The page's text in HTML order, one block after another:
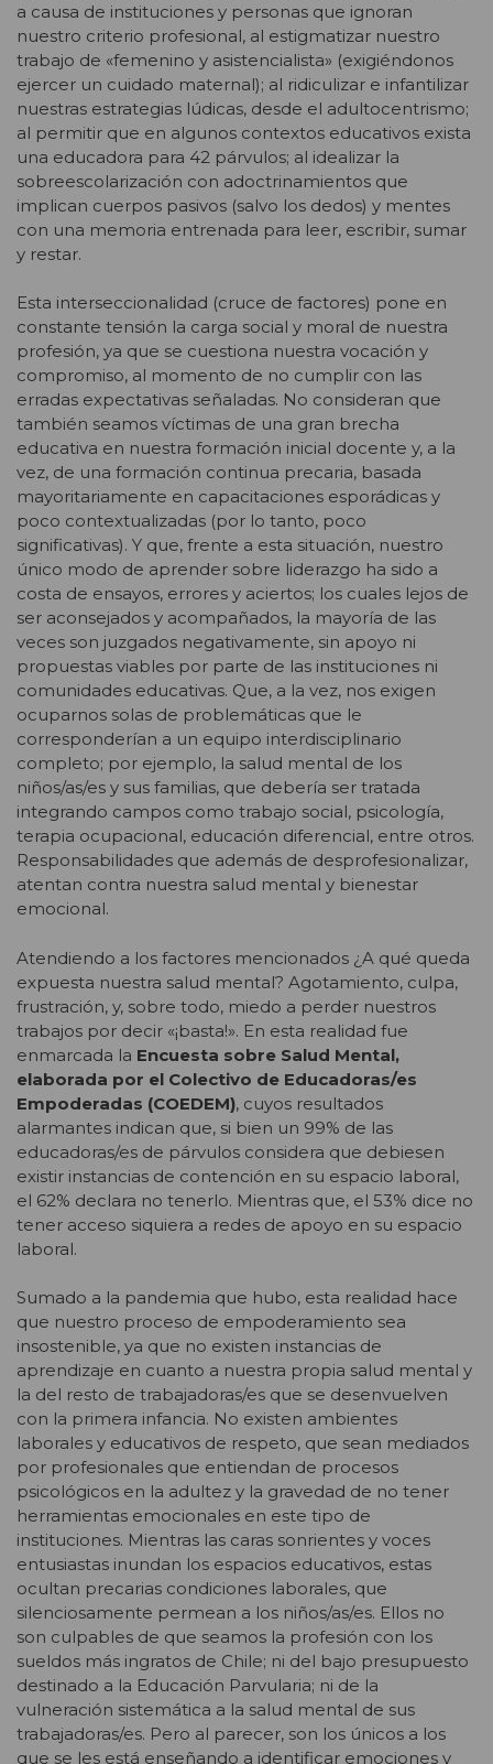
a causa de instituciones y personas que ignoran
nuestro criterio profesional, al estigmatizar nuestro
trabajo de «femenino y asistencialista» (exigiéndonos
ejercer un cuidado maternal); al ridiculizar e infantilizar
nuestras estrategias lúdicas, desde el adultocentrismo;
al permitir que en algunos contextos educativos exista
una educadora para 42 párvulos; al idealizar la
sobreescolarización con adoctrinamientos que
implican cuerpos pasivos (salvo los dedos) y mentes
con una memoria entrenada para leer, escribir, sumar
y restar.
Esta interseccionalidad (cruce de factores) pone en
constante tensión la carga social y moral de nuestra
profesión, ya que se cuestiona nuestra vocación y
compromiso, al momento de no cumplir con las
erradas expectativas señaladas. No consideran que
también seamos víctimas de una gran brecha
educativa en nuestra formación inicial docente y, a la
vez, de una formación continua precaria, basada
mayoritariamente en capacitaciones esporádicas y
poco contextualizadas (por lo tanto, poco
significativas). Y que, frente a esta situación, nuestro
único modo de aprender sobre liderazgo ha sido a
costa de ensayos, errores y aciertos; los cuales lejos de
ser aconsejados y acompañados, la mayoría de las
veces son juzgados negativamente, sin apoyo ni
propuestas viables por parte de las instituciones ni
comunidades educativas. Que, a la vez, nos exigen
ocuparnos solas de problemáticas que le
corresponderían a un equipo interdisciplinario
completo; por ejemplo, la salud mental de los
niños/as/es y sus familias, que debería ser tratada
integrando campos como trabajo social, psicología,
terapia ocupacional, educación diferencial, entre otros.
Responsabilidades que además de desprofesionalizar,
atentan contra nuestra salud mental y bienestar
emocional.
Atendiendo a los factores mencionados ¿A qué queda
expuesta nuestra salud mental? Agotamiento, culpa,
frustración, y, sobre todo, miedo a perder nuestros
trabajos por decir «¡basta!». En esta realidad fue
enmarcada la Encuesta sobre Salud Mental,
elaborada por el Colectivo de Educadoras/es
Empoderadas (COEDEM), cuyos resultados
alarmantes indican que, si bien un 99% de las
educadoras/es de párvulos considera que debiesen
existir instancias de contención en su espacio laboral,
el 62% declara no tenerlo. Mientras que, el 53% dice no
tener acceso siquiera a redes de apoyo en su espacio
laboral.
Sumado a la pandemia que hubo, esta realidad hace
que nuestro proceso de empoderamiento sea
insostenible, ya que no existen instancias de
aprendizaje en cuanto a nuestra propia salud mental y
la del resto de trabajadoras/es que se desenvuelven
con la primera infancia. No existen ambientes
laborales y educativos de respeto, que sean mediados
por profesionales que entiendan de procesos
psicológicos en la adultez y la gravedad de no tener
herramientas emocionales en este tipo de
instituciones. Mientras las caras sonrientes y voces
entusiastas inundan los espacios educativos, estas
ocultan precarias condiciones laborales, que
silenciosamente permean a los niños/as/es. Ellos no
son culpables de que seamos la profesión con los
sueldos más ingratos de Chile; ni del bajo presupuesto
destinado a la Educación Parvularia; ni de la
vulneración sistemática a la salud mental de sus
trabajadoras/es. Pero al parecer, son los únicos a los
que se les está enseñando a identificar emociones y